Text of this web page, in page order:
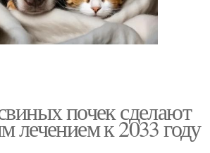
почек сделают
лечением к 2033 году